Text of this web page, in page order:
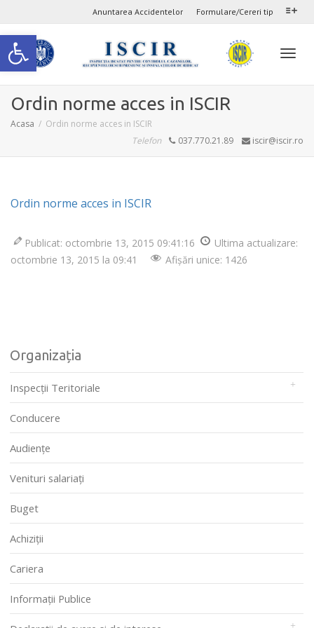
Deschide bara de unelte
Anuntarea Accidentelor Formulare/Cereri tip
Ordin norme acces in ISCIR
Acasa
Ordin norme acces in ISCIR
Telefon
037.770.21.89 iscir@iscir.ro
Ordin norme acces in ISCIR
Publicat: octombrie 13, 2015 09:41:16
Ultima actualizare:
octombrie 13, 2015 la 09:41
Afișări unice: 1426
Organizația
Inspecții Teritoriale
Conducere
Audienţe
Venituri salariați
Buget
Achiziții
Cariera
Informații Publice